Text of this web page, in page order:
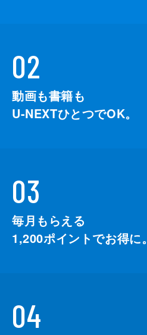
02
動画も書籍も
U-NEXTひとつでOK。
03
毎月もらえる
1,200ポイントでお得に。
04